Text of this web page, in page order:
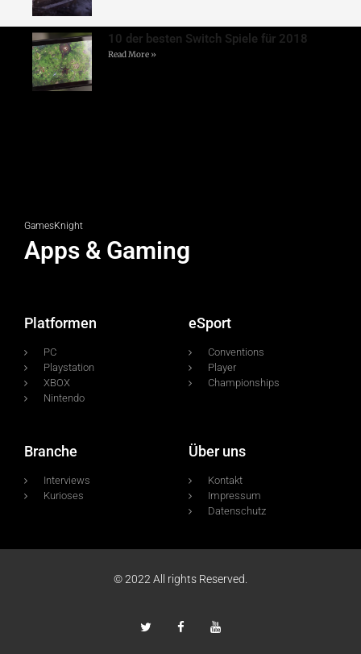
10 der besten Switch Spiele für 2018
Read More »
GamesKnight
Apps & Gaming
Platformen
PC
Playstation
XBOX
Nintendo
eSport
Conventions
Player
Championships
Branche
Interviews
Kurioses
Über uns
Kontakt
Impressum
Datenschutz
© 2022 All rights Reserved.